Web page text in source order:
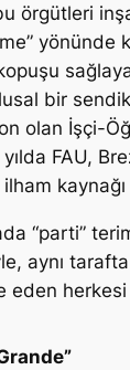
örgütleri
yönünde
bir
olan İşçi-
FAU,
“parti”
aynı
eden